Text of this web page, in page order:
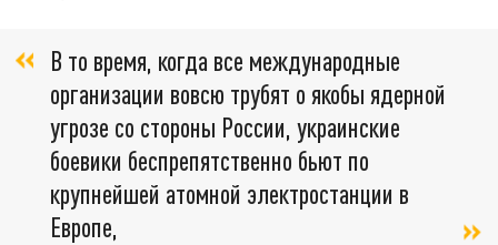
В то время, когда все международные
организации вовсю трубят о якобы ядерной
угрозе со стороны России, украинские
боевики беспрепятственно бьют по
крупнейшей атомной электростанции в
Европе,